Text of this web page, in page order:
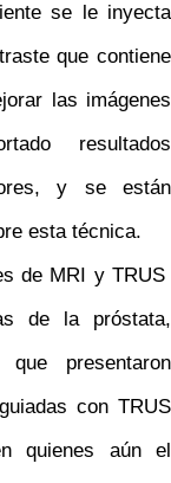
se le inyecta
que contiene
las imágenes
resultados
y se están
esta técnica.
de MRI y TRUS
de la próstata,
presentaron
con TRUS
quienes aún el